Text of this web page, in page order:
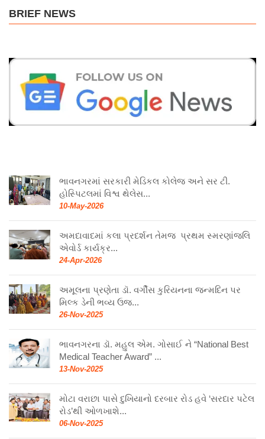
BRIEF NEWS
ભાવનગરમાં સરકારી મેડિકલ કોલેજ અને સર ટી.
હોસ્પિટલમાં વિશ્વ થેલેસ...
10-May-2026
અમદાવાદમાં કલા પ્રદર્શન તેમજ પ્રથમ સ્મરણાંજલિ
એવોર્ડ કાર્યક્ર...
24-Apr-2026
અમૂલના પ્રણેતા ડૉ. વર્ગીસ કુરિયનના જન્મદિન પર
મિલ્ક ડેની ભવ્ય ઉજ...
26-Nov-2025
ભાવનગરના ડૉ. મહુલ એમ. ગોસાઈ ને “National Best
Medical Teacher Award” ...
13-Nov-2025
મોટા વરાછા પાસે દુખિયાનો દરબાર રોડ હવે ‘સરદાર પટેલ
રોડ’થી ઓળખાશે...
06-Nov-2025